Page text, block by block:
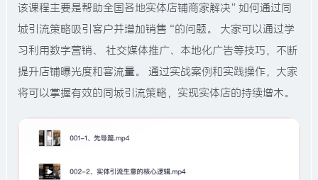
该课程主要是帮助全国各地实体店铺商家解决”如何通过同
城引流策略吸引客户并增加销售“的问题。 大家可以通过学
习利用数字营销、 社交媒体推广、本地化广告等技巧，不断
提升店铺曝光度和客流量。 通过实战案例和实践操作，大家
将可以掌握有效的同城引流策略，实现实体店的持续增木。